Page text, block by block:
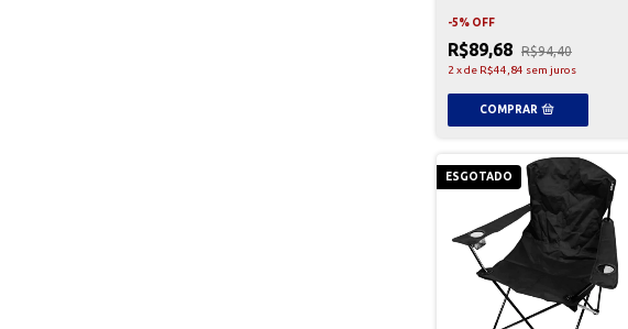
-5% OFF
R$89,68 R$94,40
2xde R$44,84 sem juros
ESGOTADO